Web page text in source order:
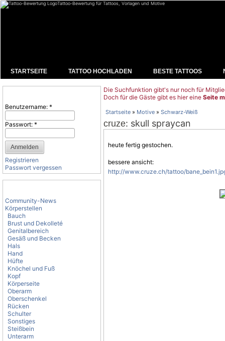
Tattoo-Bewertung für Tattoos, Vorlagen und Motive
STARTSEITE TATTOO HOCHLADEN BESTE TATTOOS
Benutzername: *
Passwort: *
Registrieren
Passwort vergessen
Community-News
Körperstellen
Bauch
Brust und Dekolleté
Genitalbereich
Gesäß und Becken
Hals
Hand
Hüfte
Knöchel und Fuß
Kopf
Körperseite
Oberarm
Oberschenkel
Rücken
Schulter
Sonstiges
Steißbein
Unterarm
Die Suchfunktion gibt's nur noch für
Doch für die Gäste gibt es hier eine Seite
Startseite » Motive » Schwarz-Weiß
cruze: skull spraycan
heute fertig gestochen.
bessere ansicht:
http://www.cruze.ch/tattoo/